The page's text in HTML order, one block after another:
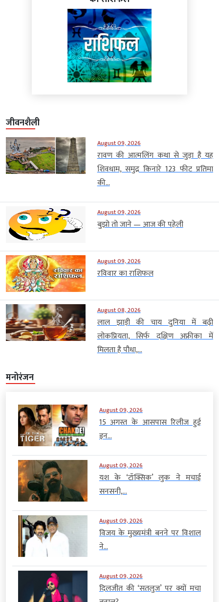
जीवनशैली
August 09, 2026
रावण की आत्मलिंग कथा से जुड़ा है यह
शिवधाम, समुद्र किनारे 123 फीट प्रतिमा
की...
August 09, 2026
बुझो तो जाने — आज की पहेली
August 09, 2026
रविवार का राशिफल
August 08, 2026
लाल झाड़ी की चाय दुनिया में बढ़ी
लोकप्रियता, सिर्फ दक्षिण अफ्रीका में
मिलता है पौधा,...
मनोरंजन
August 09, 2026
15 अगस्त के आसपास रिलीज हुई
इन...
August 09, 2026
यश के ‘टॉक्सिक’ लुक ने मचाई
सनसनी,...
August 09, 2026
विजय के मुख्यमंत्री बनने पर विशाल
ने...
August 09, 2026
दिलजीत की ‘सतलुज’ पर क्यों मचा